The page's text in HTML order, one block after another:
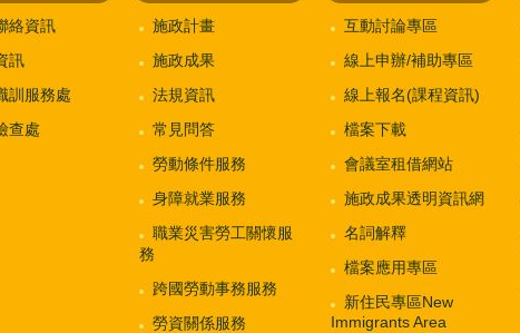
絡資訊
訊
訓服務處
查處
施政計畫
施政成果
法規資訊
常見問答
勞動條件服務
身障就業服務
職業災害勞工關懷服
務
跨國勞動事務服務
勞資關係服務
互動討論專區
線上申辦/補助專區
線上報名(課程資訊)
檔案下載
會議室租借網站
施政成果透明資訊網
名詞解釋
檔案應用專區
新住民專區New
Immigrants Area